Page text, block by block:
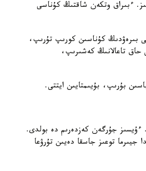
ءبىراق وتكەن شاقتىڭ كۇناسى
بىرەۋدىڭ كۇناسىن كورىپ تۇرىپ،
تاعالانىڭ كەشىرىپ،
بۇرىپ، بۇيىمتايىن ايتتى.
ءۇيسىز جۇرگەن كەزدەرىم دە بولدى.
جيىرما توعىز جاسقا دەيىن تۇرۋعا